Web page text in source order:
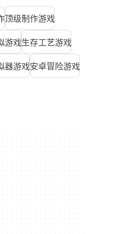
顶级制作游戏
游戏生存工艺游戏
器游戏安卓冒险游戏